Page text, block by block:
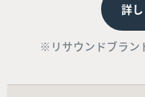
詳
※リサウンドブラン